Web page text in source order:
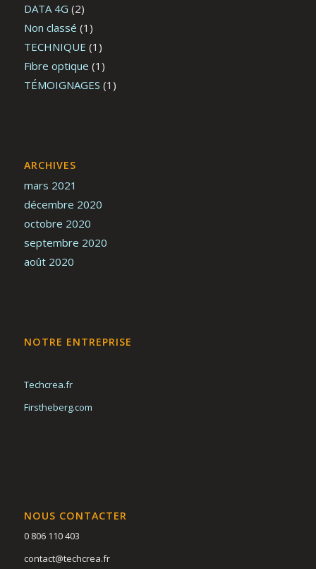
DATA 4G (2)
Non classé (1)
TECHNIQUE (1)
Fibre optique (1)
TÉMOIGNAGES (1)
ARCHIVES
mars 2021
décembre 2020
octobre 2020
septembre 2020
août 2020
NOTRE ENTREPRISE
Techcrea.fr
Firstheberg.com
NOUS CONTACTER
0 806 110 403
contact@techcrea.fr